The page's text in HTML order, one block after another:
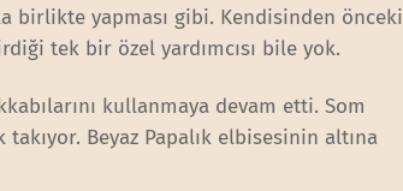
birlikte yapması gibi. Kendisinden önceki
tek bir özel yardımcısı bile yok.
kullanmaya devam etti. Som
Beyaz Papalık elbisesinin altına